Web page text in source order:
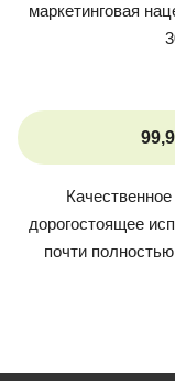
маркетинговая
дорогостоящее
почти